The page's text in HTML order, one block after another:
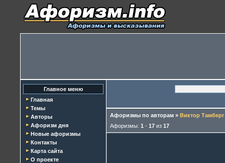
Главное меню
Главная
Темы
Авторы
Афоризм дня
Новые афоризмы
Контакты
Карта сайта
О проекте
Афоризмы по авторам » Виктор Тамберг
Афоризмы: 1 - 17 из 17